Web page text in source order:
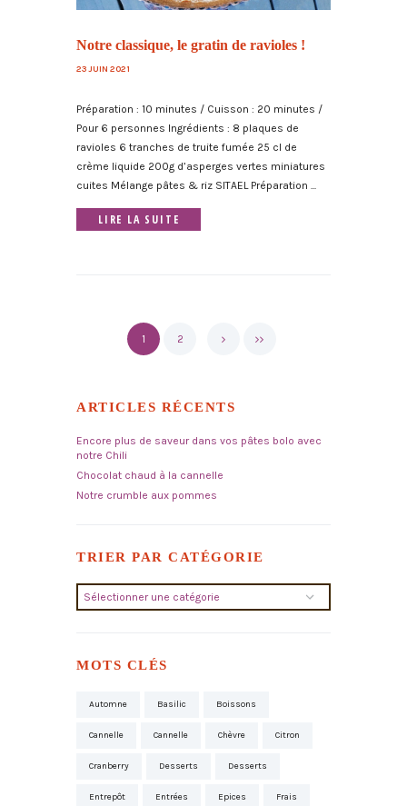
Notre classique, le gratin de ravioles !
23 JUIN 2021
Préparation : 10 minutes / Cuisson : 20 minutes /
Pour 6 personnes Ingrédients : 8 plaques de
ravioles 6 tranches de truite fumée 25 cl de
crème liquide 200g d’asperges vertes miniatures
cuites Mélange pâtes & riz SITAEL Préparation ...
LIRE LA SUITE
1 2
ARTICLES RÉCENTS
Encore plus de saveur dans vos pâtes bolo avec
notre Chili
Chocolat chaud à la cannelle
Notre crumble aux pommes
TRIER PAR CATÉGORIE
Trier
par
MOTS CLÉS
Automne Basilic Boissons
Cannelle Cannelle Chèvre Citron
Cranberry Desserts Desserts
Entrepôt Entrées Epices Frais